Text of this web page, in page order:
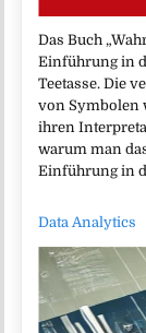
Das Buch
Einführung in
Teetasse. Die
von Symbolen
ihren
warum man
Einführung in
Data Analytics